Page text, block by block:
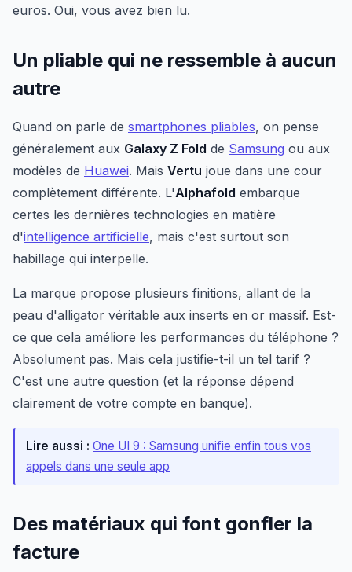
euros. Oui, vous avez bien lu.
Un pliable qui ne ressemble à aucun
autre
Quand on parle de smartphones pliables, on pense
généralement aux Galaxy Z Fold de Samsung ou aux
modèles de Huawei. Mais Vertu joue dans une cour
complètement différente. L'Alphafold embarque
certes les dernières technologies en matière
d'intelligence artificielle, mais c'est surtout son
habillage qui interpelle.
La marque propose plusieurs finitions, allant de la
peau d'alligator véritable aux inserts en or massif. Est-
ce que cela améliore les performances du téléphone ?
Absolument pas. Mais cela justifie-t-il un tel tarif ?
C'est une autre question (et la réponse dépend
clairement de votre compte en banque).
Lire aussi : One UI 9 : Samsung unifie enfin tous vos
appels dans une seule app
Des matériaux qui font gonfler la
facture